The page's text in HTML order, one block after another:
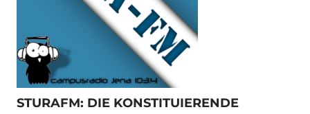
STURAFM: DIE KONSTITUIERENDE